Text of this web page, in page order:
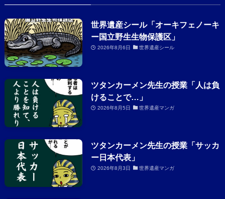
世界遺産シール「オーキフェノーキ
ー国立野生生物保護区」
2026年8月6日 世界遺産シール
ツタンカーメン先生の授業「人は負
けることで…」
2026年8月5日 世界遺産マンガ
ツタンカーメン先生の授業「サッカ
ー日本代表」
2026年8月3日 世界遺産マンガ